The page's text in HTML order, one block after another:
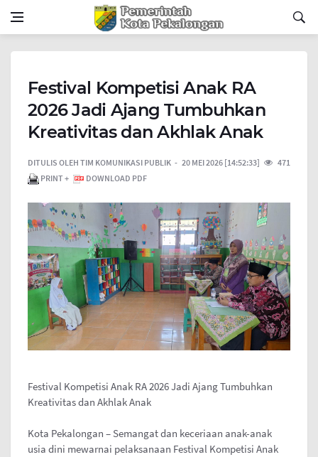
Festival Kompetisi Anak RA
2026 Jadi Ajang Tumbuhkan
Kreativitas dan Akhlak Anak
DITULIS OLEH TIM KOMUNIKASI PUBLIK 20 MEI 2026 [14:52:33]
471
PRINT +
DOWNLOAD PDF
Festival Kompetisi Anak RA 2026 Jadi Ajang Tumbuhkan
Kreativitas dan Akhlak Anak
Kota Pekalongan – Semangat dan keceriaan anak-anak
usia dini mewarnai pelaksanaan Festival Kompetisi Anak